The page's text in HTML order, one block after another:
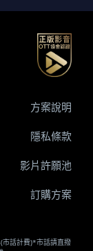
話計費)*市話請直撥
方案說明
隱私條款
影片許願池
訂購方案